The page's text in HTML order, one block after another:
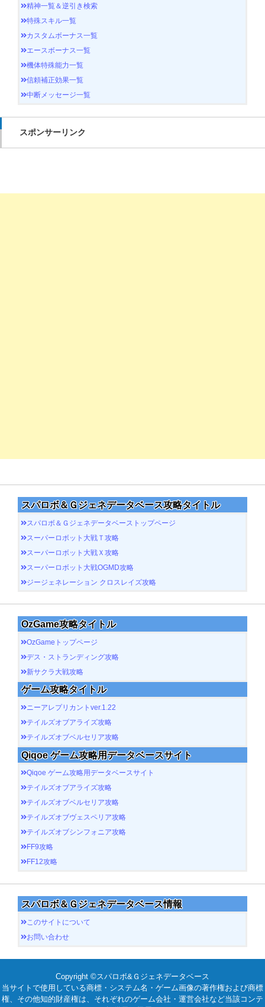
精神一覧＆逆引き検索
特殊スキル一覧
カスタムボーナス一覧
エースボーナス一覧
機体特殊能力一覧
信頼補正効果一覧
中断メッセージ一覧
スポンサーリンク
スパロボ＆Ｇジェネデータベース攻略タイトル
スパロボ＆Ｇジェネデータベーストップページ
スーパーロボット大戦Ｔ攻略
スーパーロボット大戦Ｘ攻略
スーパーロボット大戦OGMD攻略
ジージェネレーション クロスレイズ攻略
OzGame攻略タイトル
OzGameトップページ
デス・ストランディング攻略
新サクラ大戦攻略
ゲーム攻略タイトル
ニーアレプリカントver.1.22
テイルズオブアライズ攻略
テイルズオブベルセリア攻略
Qiqoe ゲーム攻略用データベースサイト
Qiqoe ゲーム攻略用データベースサイト
テイルズオブアライズ攻略
テイルズオブベルセリア攻略
テイルズオブヴェスペリア攻略
テイルズオブシンフォニア攻略
FF9攻略
FF12攻略
スパロボ＆Ｇジェネデータベース情報
このサイトについて
お問い合わせ
Copyright ©スパロボ&Ｇジェネデータベース
当サイトで使用している商標・システム名・ゲーム画像の著作権および商標
権、その他知的財産権は、それぞれのゲーム会社・運営会社など当該コンテ